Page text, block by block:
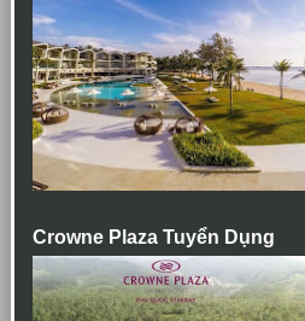
Crowne Plaza Tuyển Dụng